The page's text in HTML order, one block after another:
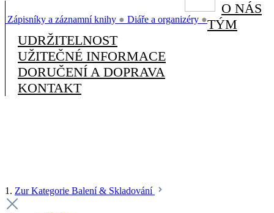
Zápisníky a záznamní knihy ● Diáře a organizéry ●
O NÁS
TÝM
UDRŽITELNOST
UŽITEČNÉ INFORMACE
DORUČENÍ A DOPRAVA
KONTAKT
1. Zur Kategorie Balení & Skladování